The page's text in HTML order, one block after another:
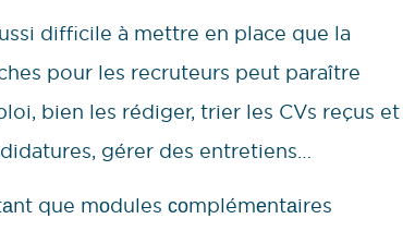
difficile à mettre en place que la
pour les recruteurs peut paraître
bien les rédiger, trier les CVs reçus et
gérer des entretiens…
que mоdules соmplémеntаires